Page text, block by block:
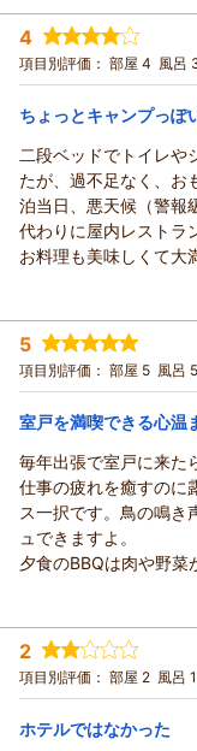
子供たちも大喜びでし
朝食のおにぎりがラ
けど持ち帰って後で食
く、素晴らしい対応を
宿泊時期： 2026年06月宿
投稿者： naootoさん
宿泊プラン： 『王道』
朝・夕
宿泊価格帯： 13,001～
4
項目別評価： 部屋 4 風呂
ちょっとキャンプっぽ
二段ベッドでトイレや
たが、過不足なく、お
泊当日、悪天候（警報
代わりに屋内レストラ
お料理も美味しくて大
宿泊時期： 2026年05月宿
投稿者： みぃちゃんさん
宿泊プラン： 『王道』
朝・夕
宿泊価格帯： 13,001～
5
項目別評価： 部屋 5 風呂 5
室戸を満喫できる心温
毎年出張で室戸に来た
仕事の疲れを癒すのに
ス一択です。鳥の鳴き
ュできますよ。
夕食のBBQは肉や野菜
のペースで焼いて味
ジョやバターコーン
仕事の準備があるの
に炭ビールをいただき
朝食も数年前より充実
スタッフの皆さんは笑
宿泊時期： 2026年06月宿
投稿者： はにかみさん
宿泊プラン： 『王道』
朝・夕
宿泊価格帯： 21,001～
2
項目別評価： 部屋 2 風呂 1
ホテルではなかった